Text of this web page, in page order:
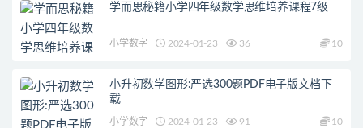
学而思秘籍小学四年级数学思维培养课程7级
小学数字 2024-01-23 36 10
小升初数学图形:严选300题PDF电子版文档下
载
小学数字 2024-01-23 91 10